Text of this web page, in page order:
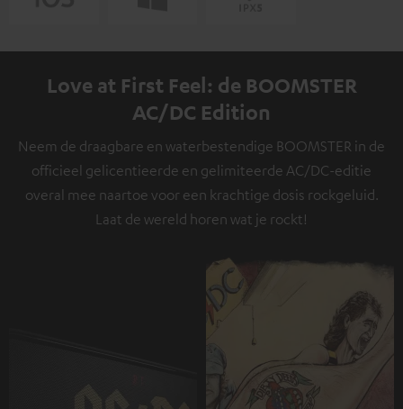
Love at First Feel: de BOOMSTER
AC/DC Edition
Neem de draagbare en waterbestendige BOOMSTER in de
officieel gelicentieerde en gelimiteerde AC/DC-editie
overal mee naartoe voor een krachtige dosis rockgeluid.
Laat de wereld horen wat je rockt!